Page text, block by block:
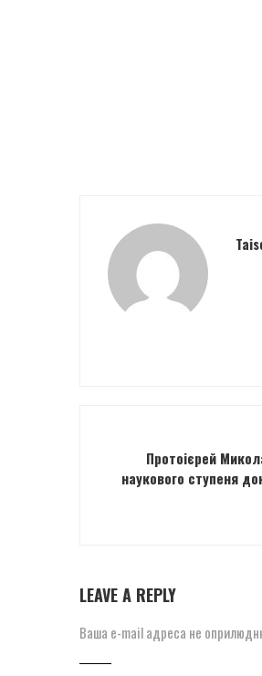
Протоієрей
наукового ступеня
LEAVE A REPLY
Ваша e-mail адреса не